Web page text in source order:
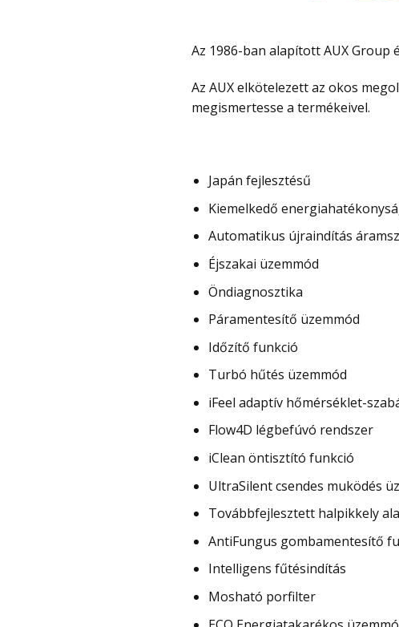
Az 1986-ban alapított AUX Group
Az AUX elkötelezett az okos
megismertesse a termékeivel.
Japán fejlesztésű
Kiemelkedő
Automatikus újraindítás
Éjszakai üzemmód
Öndiagnosztika
Páramentesítő üzemmód
Időzítő funkció
Turbó hűtés üzemmód
iFeel adaptív hőmérséklet-
Flow4D légbefúvó rendszer
iClean öntisztító funkció
UltraSilent csendes muködés
Továbbfejlesztett halpikkely
AntiFungus gombamentesítő
Intelligens fűtésindítás
Mosható porfilter